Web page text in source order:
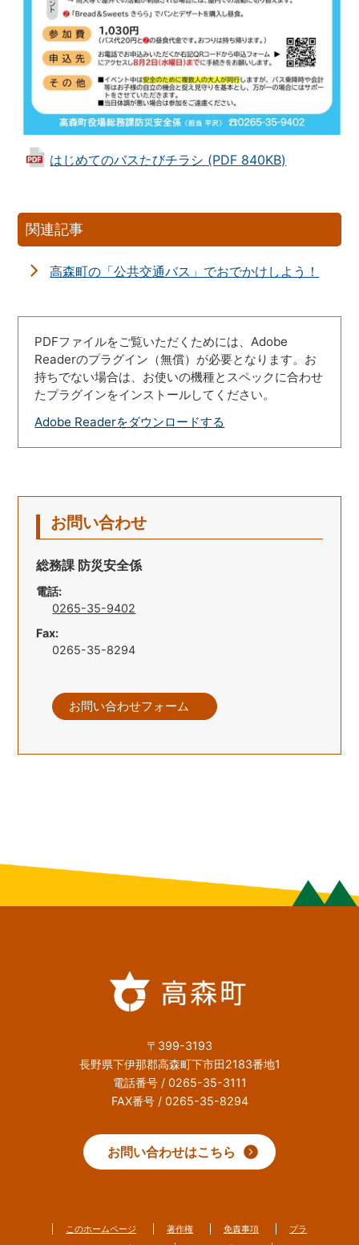
はじめてのバスたびチラシ (PDF 840KB)
関連記事
高森町の「公共交通バス」でおでかけしよう！
PDFファイルをご覧いただくためには、Adobe
Readerのプラグイン（無償）が必要となります。お
持ちでない場合は、お使いの機種とスペックに合わせ
たプラグインをインストールしてください。
Adobe Readerをダウンロードする
お問い合わせ
総務課 防災安全係
電話:
0265-35-9402
Fax:
0265-35-8294
お問い合わせフォーム
〒399-3193
長野県下伊那郡高森町下市田2183番地1
電話番号 / 0265-35-3111
FAX番号 / 0265-35-8294
お問い合わせはこちら
このホームページ 著作権 免責事項
プラ